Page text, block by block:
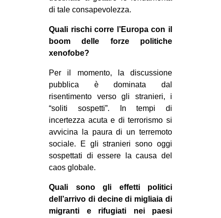
di tale consapevolezza.
Quali rischi corre l’Europa con il
boom delle forze politiche
xenofobe?
Per il momento, la discussione
pubblica è dominata dal
risentimento verso gli stranieri, i
“soliti sospetti”. In tempi di
incertezza acuta e di terrorismo si
avvicina la paura di un terremoto
sociale. E gli stranieri sono oggi
sospettati di essere la causa del
caos globale.
Quali sono gli effetti politici
dell’arrivo di decine di migliaia di
migranti e rifugiati nei paesi